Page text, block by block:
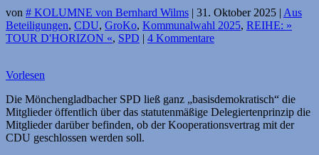
von # KOLUMNE von Bernhard Wilms | 31. Oktober 2025 | Aus
Beteiligungen, CDU, GroKo, Kommunalwahl 2025, REIHE: »
TOUR D'HORIZON «, SPD | 4 Kommentare
Vorlesen
Die Mönchengladbacher SPD ließ ganz „basisdemokratisch“ die
Mitglieder öffentlich über das statutenmäßige Delegiertenprinzip die
Mitglieder darüber befinden, ob der Kooperationsvertrag mit der
CDU geschlossen werden soll.